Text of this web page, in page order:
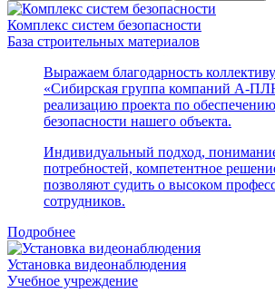
Комплекс систем безопасности
База строительных материалов
Выражаем благодарность
«Сибирская группа компаний А-
реализацию проекта по
безопасности нашего объекта.
Индивидуальный подход,
потребностей, компетентное
позволяют судить о высоком
сотрудников.
Подробнее
Установка видеонаблюдения
Учебное учреждение